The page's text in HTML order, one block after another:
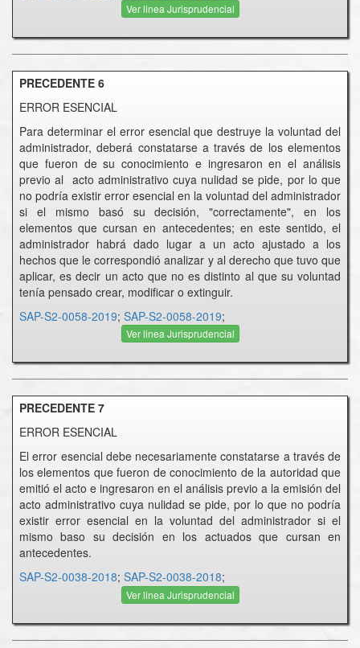
Ver linea Jurisprudencial
PRECEDENTE 6
ERROR ESENCIAL
Para determinar el error esencial que destruye la voluntad del
administrador, deberá constatarse a través de los elementos
que fueron de su conocimiento e ingresaron en el análisis
previo al acto administrativo cuya nulidad se pide, por lo que
no podría existir error esencial en la voluntad del administrador
si el mismo basó su decisión, "correctamente", en los
elementos que cursan en antecedentes; en este sentido, el
administrador habrá dado lugar a un acto ajustado a los
hechos que le correspondió analizar y al derecho que tuvo que
aplicar, es decir un acto que no es distinto al que su voluntad
tenía pensado crear, modificar o extinguir.
SAP-S2-0058-2019; SAP-S2-0058-2019;
Ver linea Jurisprudencial
PRECEDENTE 7
ERROR ESENCIAL
El error esencial debe necesariamente constatarse a través de
los elementos que fueron de conocimiento de la autoridad que
emitió el acto e ingresaron en el análisis previo a la emisión del
acto administrativo cuya nulidad se pide, por lo que no podría
existir error esencial en la voluntad del administrador si el
mismo baso su decisión en los actuados que cursan en
antecedentes.
SAP-S2-0038-2018; SAP-S2-0038-2018;
Ver linea Jurisprudencial